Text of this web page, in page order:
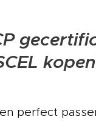
perfect